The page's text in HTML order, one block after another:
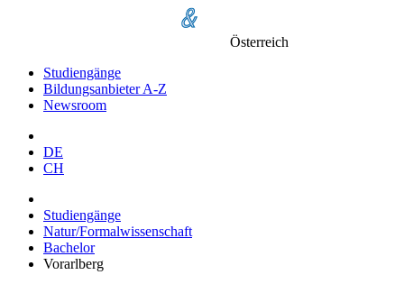
Österreich
Studiengänge
Bildungsanbieter A-Z
Newsroom
DE
CH
Studiengänge
Natur/Formalwissenschaft
Bachelor
Vorarlberg